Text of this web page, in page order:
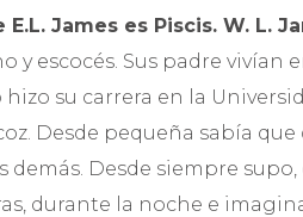
E.L. James es Piscis. W. L.
y escocés. Sus padre
su carrera en la
Desde pequeña sabía
demás. Desde siempre
durante la noche e